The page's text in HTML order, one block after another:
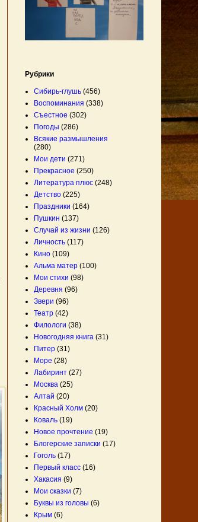
Рубрики
Сибирь-глушь (456)
Воспоминания (338)
Съестное (302)
Погоды (286)
Всякие размышления
(280)
Мои дети (271)
Прекрасное (250)
Литература плюс (248)
Детство (225)
Праздники (164)
Пушкин (137)
Случай из жизни (126)
Личность (117)
Кино (109)
Альма матер (100)
Мои стихи (98)
Деревня (96)
Звери (96)
Театр (42)
Филологи (38)
Новогодняя книга (31)
Питер (31)
Море (28)
Лабиринт (27)
Москва (25)
Алтай (20)
Красный Холм (20)
Коваль (19)
Новое прочтение (19)
Блогерские записки (17)
Гоголь (17)
Первый класс (16)
Хакасия (9)
Мои сказки (7)
Буквы из головы (6)
Крым (6)